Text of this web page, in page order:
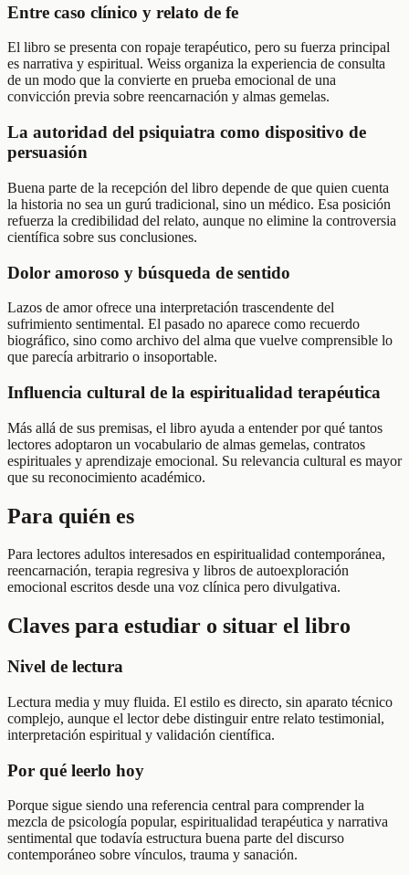
Entre caso clínico y relato de fe
El libro se presenta con ropaje terapéutico, pero su fuerza principal
es narrativa y espiritual. Weiss organiza la experiencia de consulta
de un modo que la convierte en prueba emocional de una
convicción previa sobre reencarnación y almas gemelas.
La autoridad del psiquiatra como dispositivo de
persuasión
Buena parte de la recepción del libro depende de que quien cuenta
la historia no sea un gurú tradicional, sino un médico. Esa posición
refuerza la credibilidad del relato, aunque no elimine la controversia
científica sobre sus conclusiones.
Dolor amoroso y búsqueda de sentido
Lazos de amor ofrece una interpretación trascendente del
sufrimiento sentimental. El pasado no aparece como recuerdo
biográfico, sino como archivo del alma que vuelve comprensible lo
que parecía arbitrario o insoportable.
Influencia cultural de la espiritualidad terapéutica
Más allá de sus premisas, el libro ayuda a entender por qué tantos
lectores adoptaron un vocabulario de almas gemelas, contratos
espirituales y aprendizaje emocional. Su relevancia cultural es mayor
que su reconocimiento académico.
Para quién es
Para lectores adultos interesados en espiritualidad contemporánea,
reencarnación, terapia regresiva y libros de autoexploración
emocional escritos desde una voz clínica pero divulgativa.
Claves para estudiar o situar el libro
Nivel de lectura
Lectura media y muy fluida. El estilo es directo, sin aparato técnico
complejo, aunque el lector debe distinguir entre relato testimonial,
interpretación espiritual y validación científica.
Por qué leerlo hoy
Porque sigue siendo una referencia central para comprender la
mezcla de psicología popular, espiritualidad terapéutica y narrativa
sentimental que todavía estructura buena parte del discurso
contemporáneo sobre vínculos, trauma y sanación.